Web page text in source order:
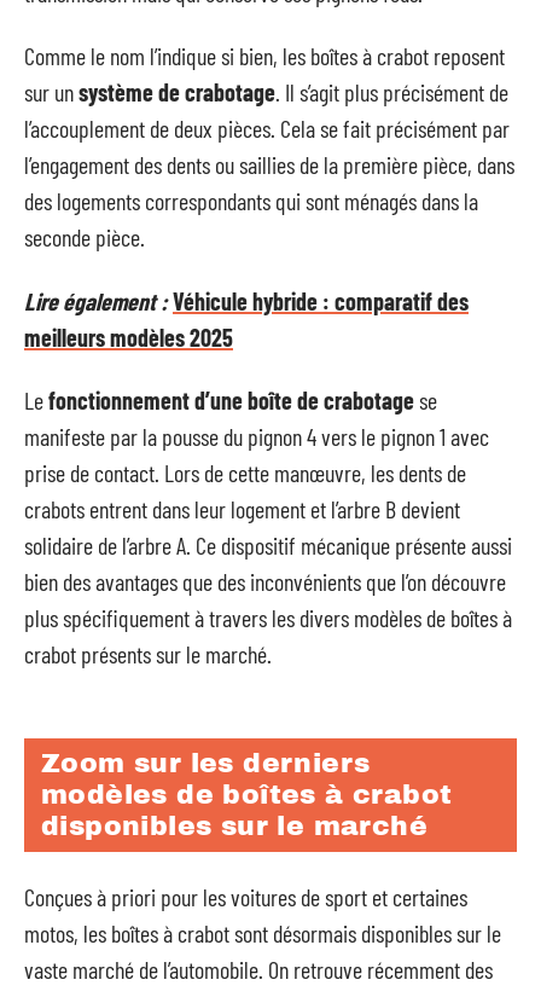
Comme le nom l’indique si bien, les boîtes à crabot reposent
sur unsystème de crabotage. Il s’agit plus précisément de
l’accouplement de deux pièces. Cela se fait précisément par
l’engagement des dents ou saillies de la première pièce, dans
des logements correspondants qui sont ménagés dans la
seconde pièce.
Lire également :Véhicule hybride : comparatif des
meilleurs modèles 2025
Lefonctionnement d’une boîte de crabotagese
manifeste par la pousse du pignon 4 vers le pignon 1 avec
prise de contact. Lors de cette manœuvre, les dents de
crabots entrent dans leur logement et l’arbre B devient
solidaire de l’arbre A. Ce dispositif mécanique présente aussi
bien des avantages que des inconvénients que l’on découvre
plus spécifiquement à travers les divers modèles de boîtes à
crabot présents sur le marché.
Zoom sur les derniers
modèles de boîtes à crabot
disponibles sur le marché
Conçues à priori pour les voitures de sport et certaines
motos, les boîtes à crabot sont désormais disponibles sur le
vaste marché de l’automobile. On retrouve récemment des